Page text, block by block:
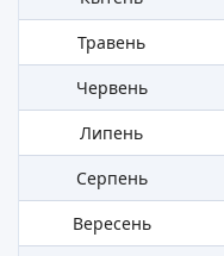
Травень
Червень
Липень
Серпень
Вересень